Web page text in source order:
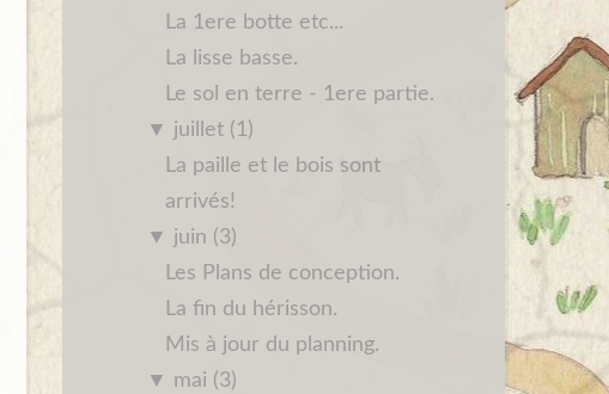
La 1ere botte etc...
La lisse basse.
Le sol en terre - 1ere partie.
▼ juillet (1)
La paille et le bois sont
arrivés!
▼ juin (3)
Les Plans de conception.
La fin du hérisson.
Mis à jour du planning.
▼ mai (3)